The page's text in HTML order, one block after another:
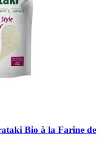
Bio à la Farine de